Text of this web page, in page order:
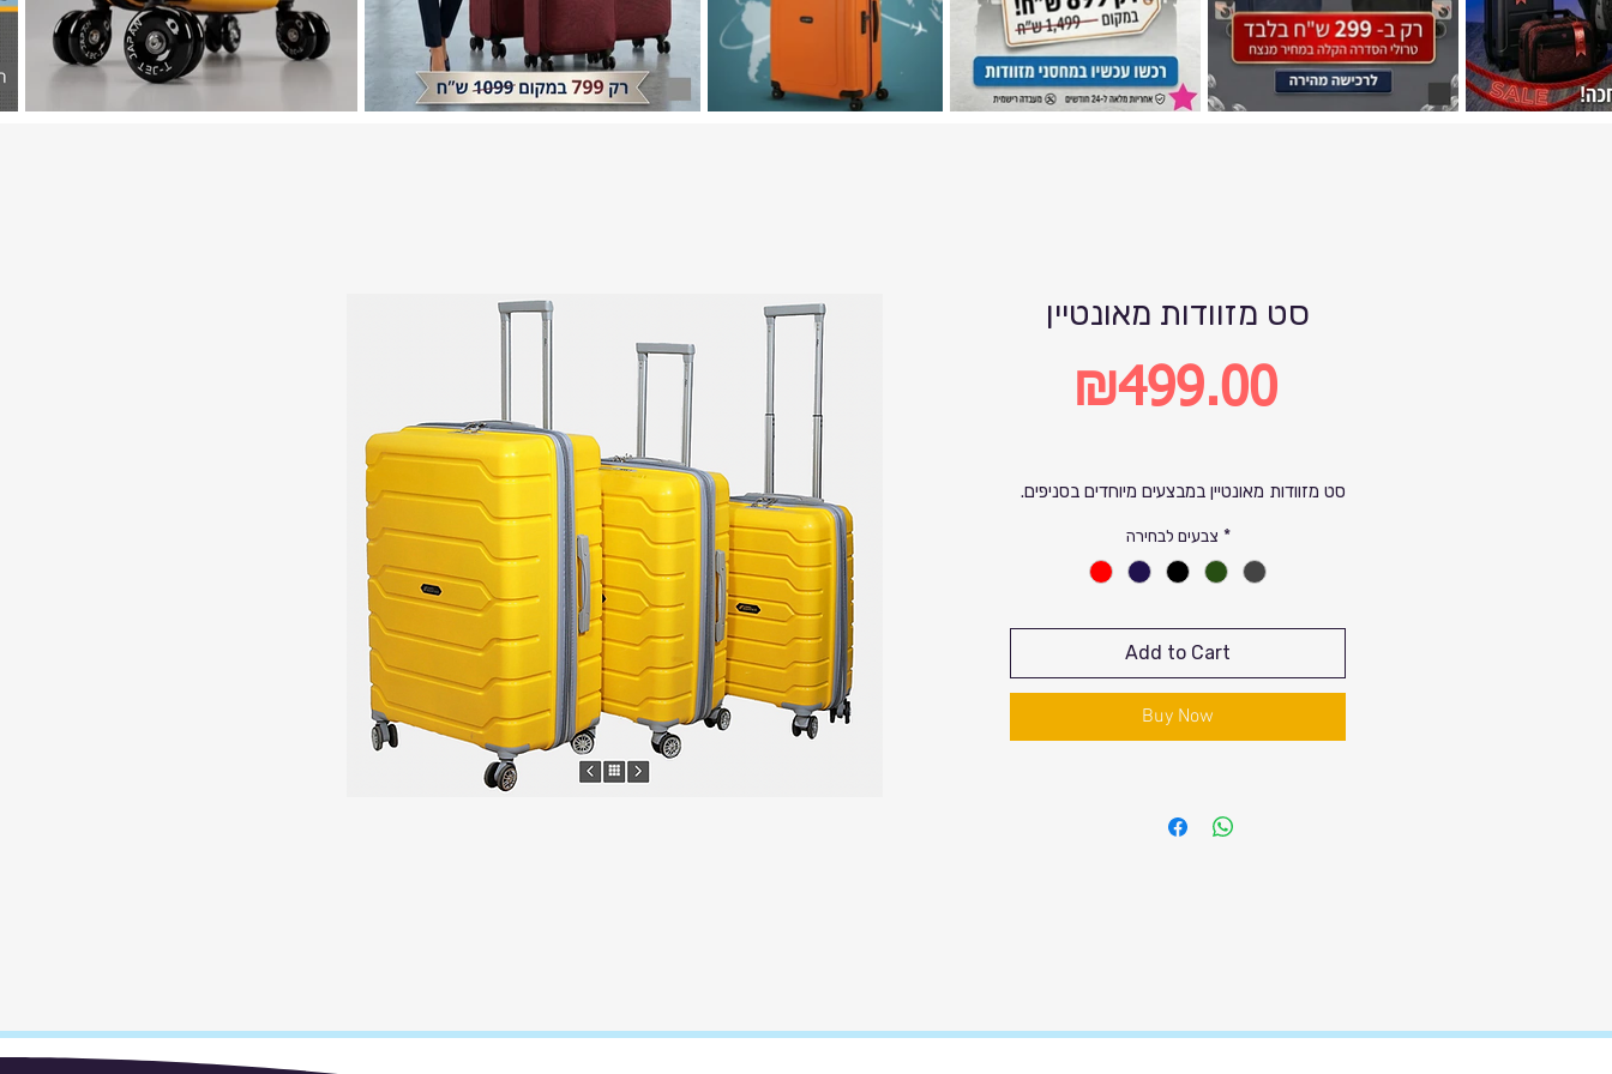
סט מזוודות מאונטיין
₪499.00
סט מזוודות מאונטיין במבצעים מיוחדים בסניפים.
צבעים לבחירה *
Add to Cart
Buy Now